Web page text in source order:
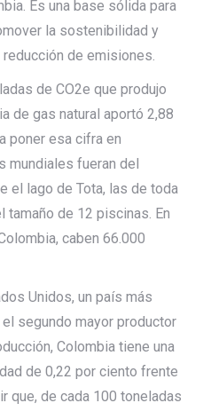
Es una base sólida para
la sostenibilidad y
de emisiones.
de CO2e que produjo
de gas natural aportó 2,88
poner esa cifra en
mundiales fueran del
el lago de Tota, las de toda
tamaño de 12 piscinas. En
caben 66.000
Unidos, un país más
segundo mayor productor
Colombia tiene una
de 0,22 por ciento frente
que, de cada 100 toneladas